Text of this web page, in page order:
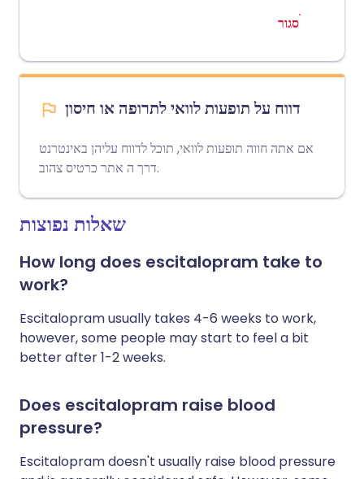
סגור
דווח על תופעות לוואי לתרופה או חיסון
אם אתה חווה תופעות לוואי, תוכל לדווח עליהן באינטרנט
דרך ה אתר כרטיס צהוב .
שאלות נפוצות
How long does escitalopram take to
work?
Escitalopram usually takes 4-6 weeks to work,
however, some people may start to feel a bit
better after 1-2 weeks.
Does escitalopram raise blood
pressure?
Escitalopram doesn't usually raise blood pressure